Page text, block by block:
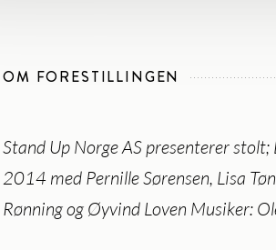
OM FORESTILLINGEN
Stand Up Norge AS presenterer stolt;
2014 med Pernille Sørensen, Lisa
Rønning og Øyvind Loven Musiker: